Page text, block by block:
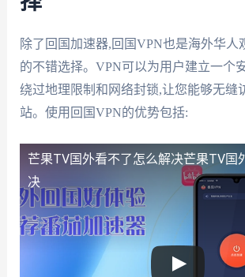
除了回国加速器,回国VPN也是海外华人
的不错选择。VPN可以为用户建立一个
绕过地理限制和网络封锁,让您能够无缝
站。使用回国VPN的优势包括:
芒果TV国外看不了怎么解决芒果TV国
决